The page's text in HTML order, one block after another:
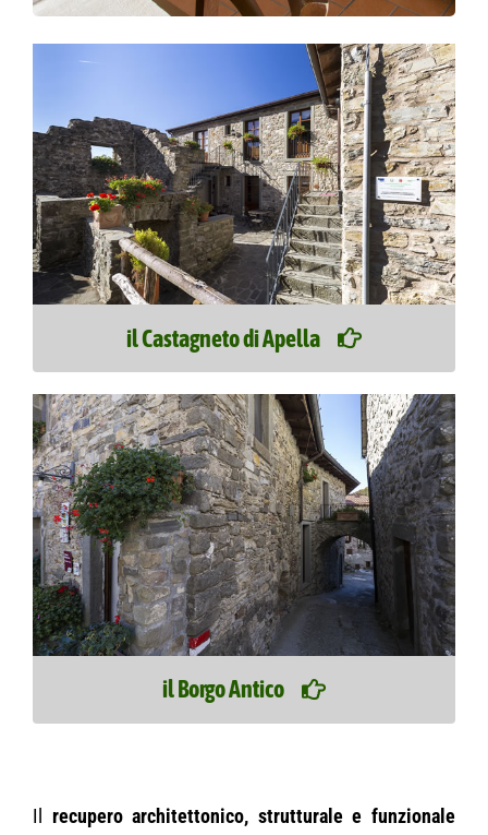
il Castagneto di Apella
il Borgo Antico
Il recupero architettonico, strutturale e funzionale